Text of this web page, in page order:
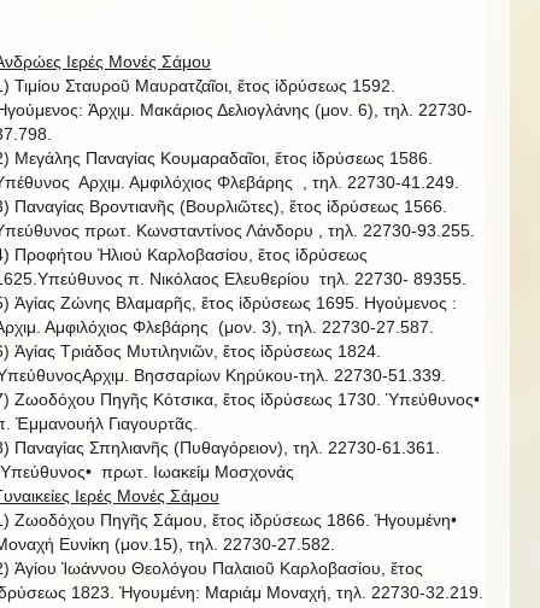
Ιερές Μονές Σάμου
Τιμίου Σταυροῦ Μαυρατζαῖοι, ἔτος ἱδρύσεως 1592.
Ἀρχιμ. Μακάριος Δελιογλάνης (μον. 6), τηλ. 22730-
Μεγάλης Παναγίας Κουμαραδαῖοι, ἔτος ἱδρύσεως 1586.
Αρχιμ. Αμφιλόχιος Φλεβάρης , τηλ. 22730-41.249.
Παναγίας Βροντιανῆς (Βουρλιῶτες), ἔτος ἱδρύσεως 1566.
πρωτ. Κωνσταντίνος Λάνδορυ , τηλ. 22730-93.255.
Προφήτου Ἠλιού Καρλοβασίου, ἔτος ἱδρύσεως
π. Νικόλαος Ελευθερίου τηλ. 22730- 89355.
Ἁγίας Ζώνης Βλαμαρῆς, ἔτος ἱδρύσεως 1695. Ηγούμενος :
Αμφιλόχιος Φλεβάρης (μον. 3), τηλ. 22730-27.587.
Ἁγίας Τριάδος Μυτιληνιῶν, ἔτος ἱδρύσεως 1824.
Βησσαρίων Κηρύκου-τηλ. 22730-51.339.
Ζωοδόχου Πηγῆς Κότσικα, ἔτος ἱδρύσεως 1730. Ὑπεύθυνος•
Ἐμμανουήλ Γιαγουρτᾶς.
Παναγίας Σπηλιανῆς (Πυθαγόρειον), τηλ. 22730-61.361.
πρωτ. Ιωακείμ Μοσχονάς
Ιερές Μονές Σάμου
Ζωοδόχου Πηγῆς Σάμου, ἔτος ἱδρύσεως 1866. Ἡγουμένη•
Ευνίκη (μον.15), τηλ. 22730-27.582.
Ἁγίου Ἰωάννου Θεολόγου Παλαιοῦ Καρλοβασίου, ἔτος
1823. Ἡγουμένη: Μαριάμ Μοναχή, τηλ. 22730-32.219.